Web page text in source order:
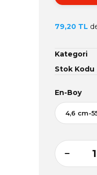
79,20 TL
Kategori
Stok Kodu
En-Boy